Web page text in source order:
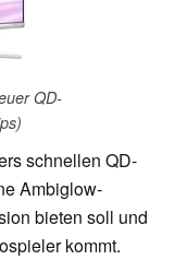
QD-
schnellen QD-
Ambiglow-
bieten soll und
kommt.